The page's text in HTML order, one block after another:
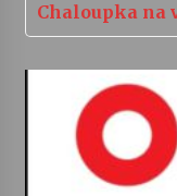
Chaloupka na